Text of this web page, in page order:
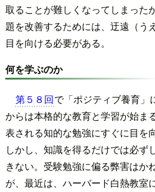
取ることが難しくなってしまった
題を改善するためには、迂遠（う
目を向ける必要がある。
何を学ぶのか
第５８回で「ポジティブ養育」
からは本格的な教育と学習が始ま
表される知的な勉強にすぐに目を
しかし、知識を得るだけでは必ず
きない。受験勉強に偏る弊害はか
が、最近は、ハーバード白熱教室